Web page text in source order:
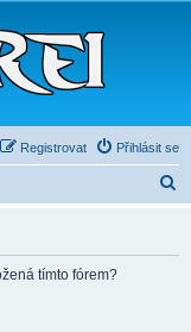
Přihlásit se
Registrovat
tímto fórem?